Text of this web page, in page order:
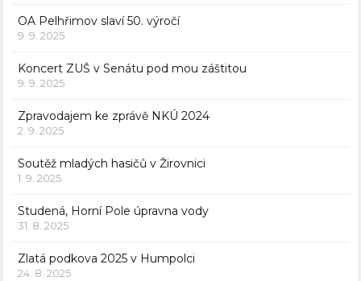
OA Pelhřimov slaví 50. výročí
9. 9. 2025
Koncert ZUŠ v Senátu pod mou záštitou
9. 9. 2025
Zpravodajem ke zprávě NKÚ 2024
2. 9. 2025
Soutěž mladých hasičů v Žirovnici
1. 9. 2025
Studená, Horní Pole úpravna vody
31. 8. 2025
Zlatá podkova 2025 v Humpolci
24. 8. 2025